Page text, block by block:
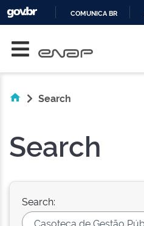
COMUNICA BR
Search
Search
Search: